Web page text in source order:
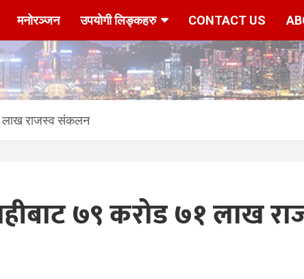
मनोरञ्जन उपयोगी लिङ्कहरु CONTACT US
लाख राजस्व संकलन
७९ करोड ७१ लाख